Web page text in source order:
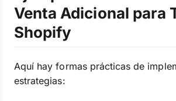
Venta Adicional para
Shopify
Aquí hay formas prácticas de
estrategias: